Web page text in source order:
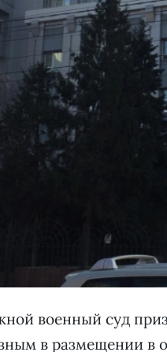
военный суд
в размещении в